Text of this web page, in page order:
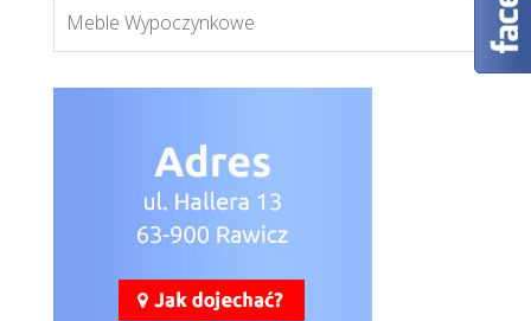
Meble Wypoczynkowe